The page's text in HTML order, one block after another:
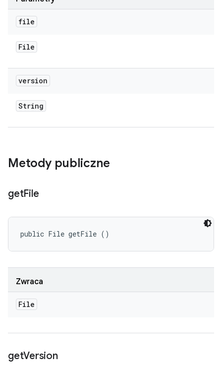
file
File
version
String
Metody publiczne
getFile
public File getFile ()
Zwraca
File
getVersion